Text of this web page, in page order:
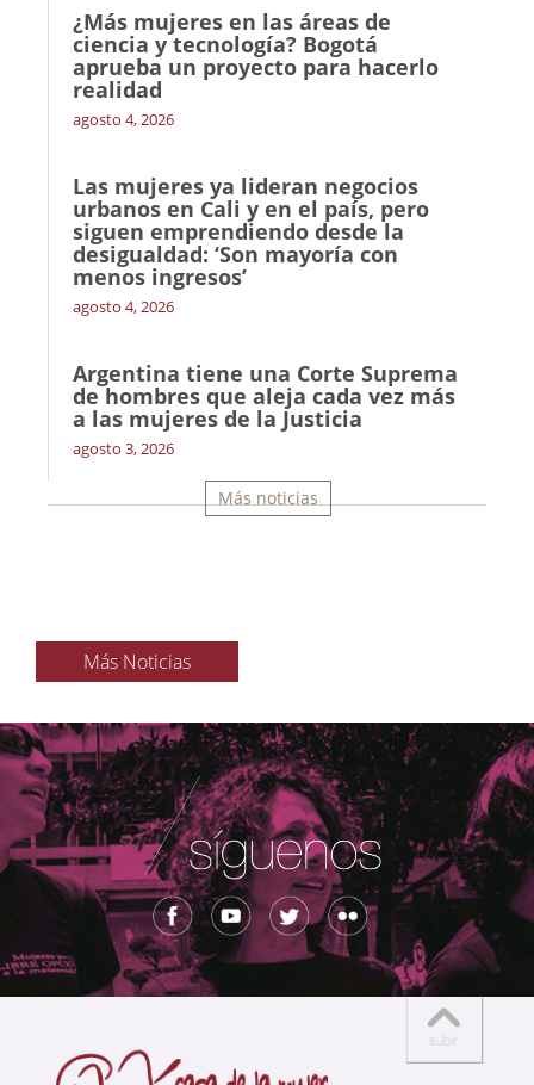
¿Más mujeres en las áreas de
ciencia y tecnología? Bogotá
aprueba un proyecto para hacerlo
realidad
agosto 4, 2026
Las mujeres ya lideran negocios
urbanos en Cali y en el país, pero
siguen emprendiendo desde la
desigualdad: ‘Son mayoría con
menos ingresos’
agosto 4, 2026
Argentina tiene una Corte Suprema
de hombres que aleja cada vez más
a las mujeres de la Justicia
agosto 3, 2026
Más noticias
Más Noticias